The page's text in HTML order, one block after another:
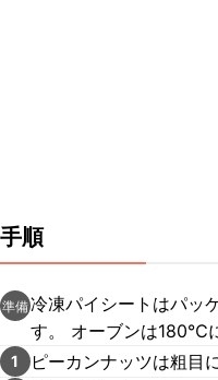
手順
準備冷凍パイシートはパッ
す。 オーブンは180℃
1 ピーカンナッツは粗目